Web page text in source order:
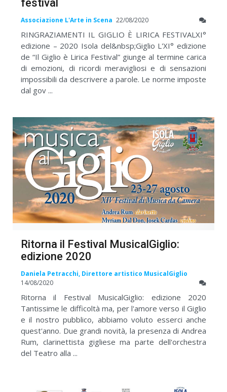
festival
Associazione L'Arte in Scena 22/08/2020
RINGRAZIAMENTI IL GIGLIO È LIRICA FESTIVALXI°
edizione – 2020 Isola del&nbsp;Giglio L'XI° edizione
de “Il Giglio è Lirica Festival” giunge al termine carica
di emozioni, di ricordi meravigliosi e di sensazioni
impossibili da descrivere a parole. Le norme imposte
dal gov ...
Ritorna il Festival MusicalGiglio:
edizione 2020
Daniela Petracchi, Direttore artistico MusicalGiglio
14/08/2020
Ritorna il Festival MusicalGiglio: edizione 2020
Tantissime le difficoltà ma, per l'amore verso il Giglio
e il nostro pubblico, abbiamo voluto esserci anche
quest'anno. Due grandi novità, la presenza di Andrea
Rum, clarinettista gigliese ma parte dell'orchestra
del Teatro alla ...